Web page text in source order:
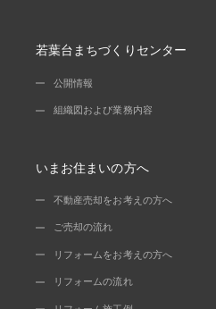
若葉台まちづくりセンター
公開情報
組織図および業務内容
いまお住まいの方へ
不動産売却をお考えの方へ
ご売却の流れ
リフォームをお考えの方へ
リフォームの流れ